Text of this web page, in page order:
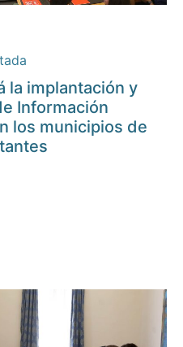
la implantación y
Información
los municipios de